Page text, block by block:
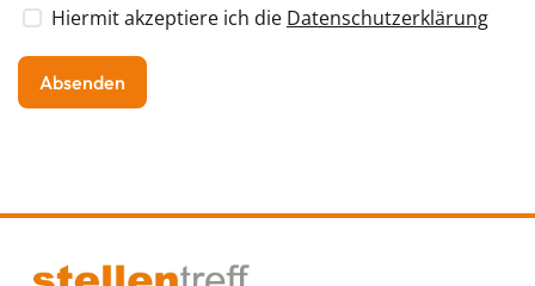
Hiermit akzeptiere ich die Datenschutzerklärung